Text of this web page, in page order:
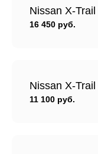
Nissan X-
16 450 руб.
Nissan X-
11 100 руб.